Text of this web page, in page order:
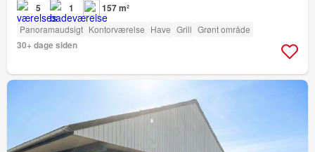
5 1 157 m²
Panoramaudsigt Kontorværelse Have Grill Grønt område
30+ dage siden